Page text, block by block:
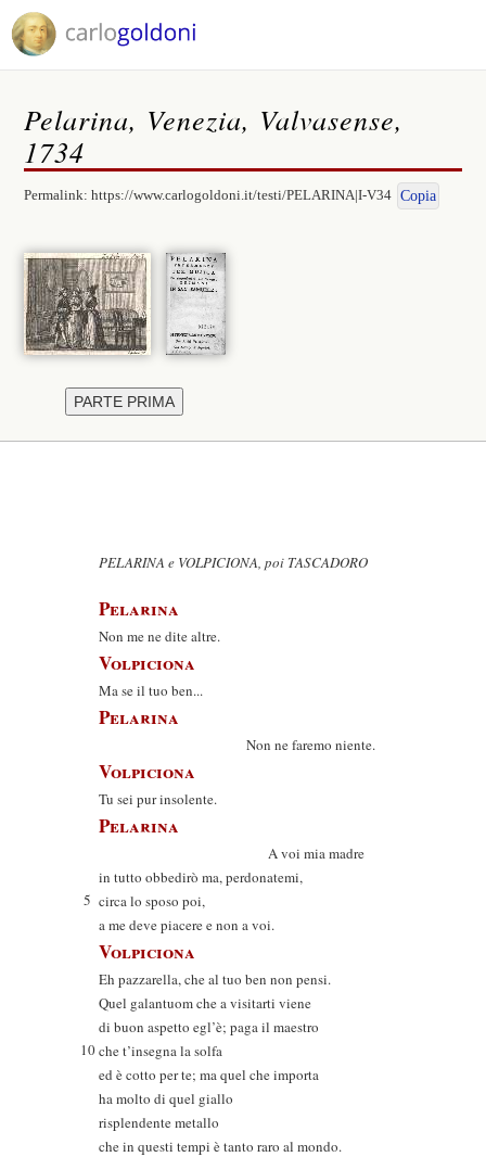
Pelarina, Venezia, Valvasense,
1734
Permalink:https://www.carlogoldoni.it/testi/PELARINA|I-V34 Copia
PELARINA e VOLPICIONA, poi TASCADORO
Pelarina
Non me ne dite altre.
Volpiciona
Ma se il tuo ben...
Pelarina
Non ne faremo niente.
Volpiciona
Tu sei pur insolente.
Pelarina
A voi mia madre
in tutto obbedirò ma, perdonatemi,
5 circa lo sposo poi,
a me deve piacere e non a voi.
Volpiciona
Eh pazzarella, che al tuo ben non pensi.
Quel galantuom che a visitarti viene
di buon aspetto egl’è; paga il maestro
10che t’insegna la solfa
ed è cotto per te; ma quel che importa
ha molto di quel giallo
risplendente metallo
che in questi tempi è tanto raro al mondo.